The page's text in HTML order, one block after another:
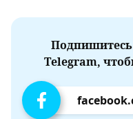
Telegram,